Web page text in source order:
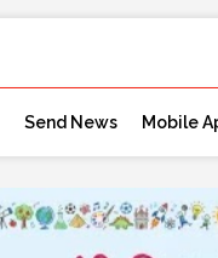
Send News Mobile